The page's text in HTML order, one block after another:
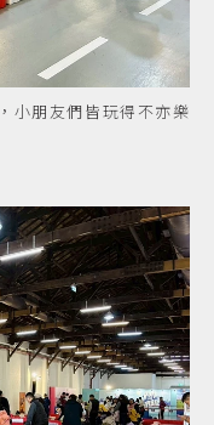
小朋友們皆玩得不亦樂